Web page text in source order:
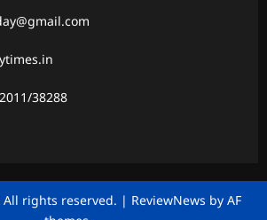
38288
rights reserved. | ReviewNews by AF